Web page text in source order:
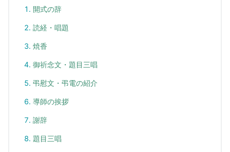
開式の辞
読経・唱題
焼香
御祈念文・題目三唱
弔慰文・弔電の紹介
導師の挨拶
謝辞
題目三唱